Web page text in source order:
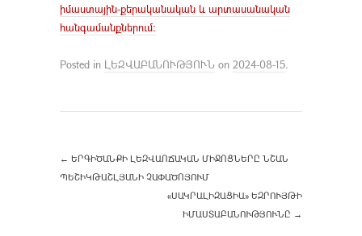
իմաստային-քերականական և արտասանական
հանգամանքներում։
Posted in ԼԵԶՎԱԲԱՆՈՒԹՅՈՒՆ on 2024-08-15.
← ԵՐԳԻԾԱՆՔԻ ԼԵԶՎԱՈՃԱԿԱՆ ՄԻՋՈՑՆԵՐԸ ՆՇԱՆ
ՊԵՇԻԿԹԱՇԼՅԱՆԻ ՉԱՓԱԾՈՅՈՒՄ
«ՍԱԿՐԱԼԻԶԱՑԻԱ» ԵԶՐՈՒՅԹԻ
ԻՄԱՍՏԱԲԱՆՈՒԹՅՈՒՆԸ →